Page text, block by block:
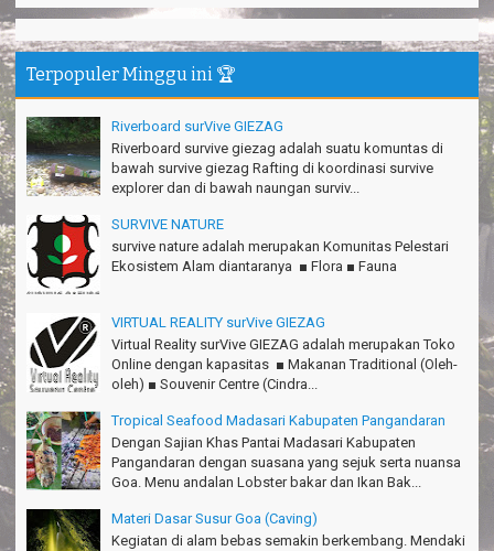
Tiara - Bandung
Gn.Semeru mantap, Thanks gan!
Matius Sinaga - Lampung
Gn.Ciremai seru banget
Ridwan - Bekasi
Pokonya seru, Amazing gmana?!
Susi - Cimahi
Thanks Gn.Ciremai mantap
Rian - Surabaya
Thanks!Green canyon Amazing
TRIms Team surVive atas panduan wisata Kabupaten
Pangandaran
Jacky - Depok
Haturnuhun kang Arief, Citumang seru!
Risna - Garut
TRIms surVive GIEZAG telah menemani kami ke Gn.Semeru.
Tapak Adventure Club - Bandung Barat
Terpopuler Minggu ini 🏆
Riverboard surVive GIEZAG
Riverboard survive giezag adalah suatu komuntas di
bawah survive giezag Rafting di koordinasi survive
explorer dan di bawah naungan surviv...
SURVIVE NATURE
survive nature adalah merupakan Komunitas Pelestari
Ekosistem Alam diantaranya ■ Flora ■ Fauna
VIRTUAL REALITY surVive GIEZAG
Virtual Reality surVive GIEZAG adalah merupakan Toko
Online dengan kapasitas ■ Makanan Traditional (Oleh-
oleh) ■ Souvenir Centre (Cindra...
Tropical Seafood Madasari Kabupaten Pangandaran
Dengan Sajian Khas Pantai Madasari Kabupaten
Pangandaran dengan suasana yang sejuk serta nuansa
Goa. Menu andalan Lobster bakar dan Ikan Bak...
Materi Dasar Susur Goa (Caving)
Kegiatan di alam bebas semakin berkembang. Mendaki